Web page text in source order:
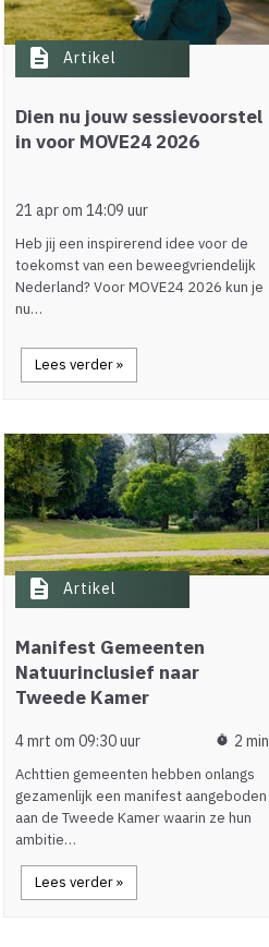
description Artikel
Dien nu jouw sessievoorstel
in voor MOVE24 2026
21 apr om 14:09 uur
Heb jij een inspirerend idee voor de
toekomst van een beweegvriendelijk
Nederland? Voor MOVE24 2026 kun je
nu…
Lees verder »
description Artikel
Manifest Gemeenten
Natuurinclusief naar
Tweede Kamer
4 mrt om 09:30 uur timer 2 min
Achttien gemeenten hebben onlangs
gezamenlijk een manifest aangeboden
aan de Tweede Kamer waarin ze hun
ambitie…
Lees verder »